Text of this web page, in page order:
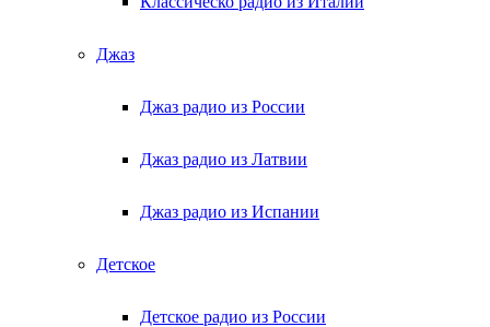
Джаз
Джаз радио из России
Джаз радио из Латвии
Джаз радио из Испании
Детское
Детское радио из России